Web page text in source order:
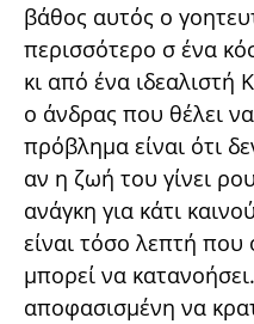
βάθος αυτός ο
περισσότερο σ ένα
κι από ένα ιδεαλιστή
ο άνδρας που θέλει
πρόβλημα είναι ότι
αν η ζωή του γίνει
ανάγκη για κάτι
είναι τόσο λεπτή που
μπορεί να
αποφασισμένη να